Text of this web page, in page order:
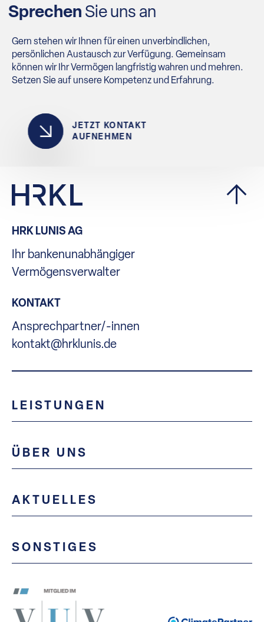
Sprechen Sie uns an
Gern stehen wir Ihnen für einen unverbindlichen,
persönlichen Austausch zur Verfügung. Gemeinsam
können wir Ihr Vermögen langfristig wahren und mehren.
Setzen Sie auf unsere Kompetenz und Erfahrung.
JETZT KONTAKT
AUFNEHMEN
HRK LUNIS AG
Ihr bankenunabhängiger
Vermögensverwalter
KONTAKT
Ansprechpartner/-innen
kontakt@hrklunis.de
LEISTUNGEN
ÜBER UNS
AKTUELLES
SONSTIGES